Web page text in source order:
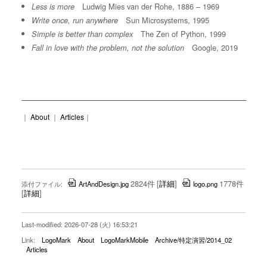
Less is more Ludwig Mies van der Rohe, 1886 – 1969
Write once, run anywhere Sun Microsystems, 1995
Simple is better than complexThe Zen of Python, 1999
Fall in love with the problem, not the solution Google, 2019
｜ About｜ Articles｜
添付ファイル: ArtAndDesign.jpg2824件[詳細] logo.png 1778件
[詳細]
Last-modified: 2026-07-28 (火) 16:53:21
Link:
LogoMark About LogoMarkMobile
Archive/特定演習/2014_02
Articles